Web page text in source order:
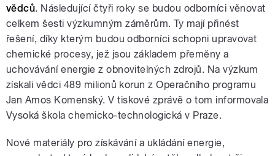
vědců. Následující čtyři roky se budou odborníci věnovat
celkem šesti výzkumným záměrům. Ty mají přinést
řešení, díky kterým budou odborníci schopni upravovat
chemické procesy, jež jsou základem přeměny a
uchovávání energie z obnovitelných zdrojů. Na výzkum
získali vědci 489 milionů korun z Operačního programu
Jan Amos Komenský. V tiskové zprávě o tom informovala
Vysoká škola chemicko-technologická v Praze.
Nové materiály pro získávání a ukládání energie,